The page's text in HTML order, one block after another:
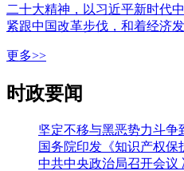
二十大精神，以习近平新时代
紧跟中国改革步伐，和着经济
更多>>
时政要闻
国务院印发《知识产权保